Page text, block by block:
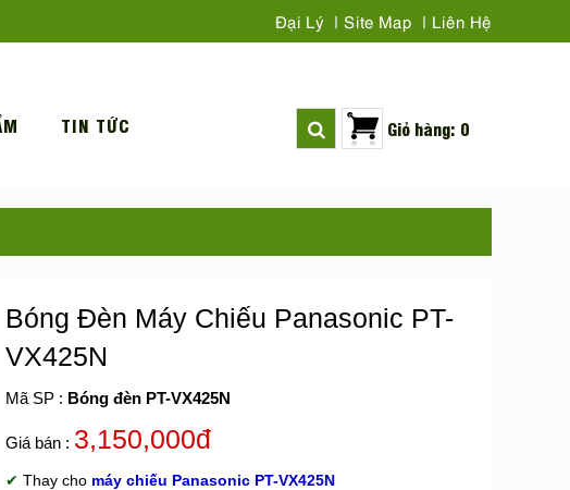
Đại Lý Site Map Liên Hệ
TIN TỨC
Giỏ hàng: 0
Bóng Đèn Máy Chiếu Panasonic PT-
VX425N
Mã SP : Bóng đèn PT-VX425N
Giá bán : 3,150,000đ
✔ Thay cho máy chiếu Panasonic PT-VX425N